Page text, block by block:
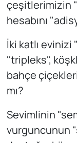
çeşitlerimizin
hesabını
İki katlı evinizi
"tripleks",
bahçe
mı?
Sevimlinin
vurguncunun